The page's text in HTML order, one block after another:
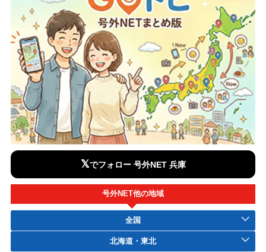
𝕏でフォロー 号外NET 兵庫
号外NET他の地域
全国
北海道・東北